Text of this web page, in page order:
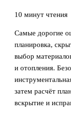
10 минут чтения
Самые дорогие
планировка,
выбор
и отопления.
затем расчёт
вскрытие и